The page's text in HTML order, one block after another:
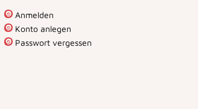
Anmelden
Konto anlegen
Passwort vergessen